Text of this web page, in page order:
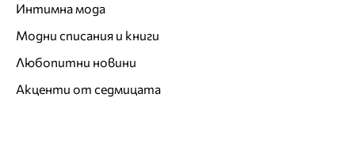
Интимна мода
Модни списания и книги
Любопитни новини
Акценти от седмицата